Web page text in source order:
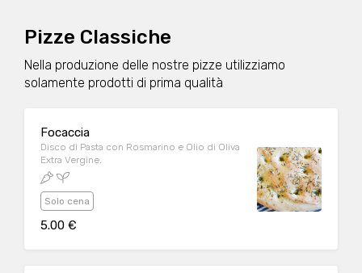
Pizze Classiche
Nella produzione delle nostre pizze utilizziamo
solamente prodotti di prima qualità
Focaccia
Disco di Pasta con Rosmarino e Olio di Oliva
Extra Vergine.
Solo cena
5.00 €